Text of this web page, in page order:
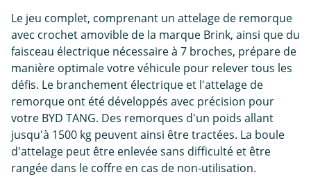
Le jeu complet, comprenant un attelage de remorque
avec crochet amovible de la marque Brink, ainsi que du
faisceau électrique nécessaire à 7 broches, prépare de
manière optimale votre véhicule pour relever tous les
défis. Le branchement électrique et l'attelage de
remorque ont été développés avec précision pour
votre BYD TANG. Des remorques d'un poids allant
jusqu'à 1500 kg peuvent ainsi être tractées. La boule
d'attelage peut être enlevée sans difficulté et être
rangée dans le coffre en cas de non-utilisation.